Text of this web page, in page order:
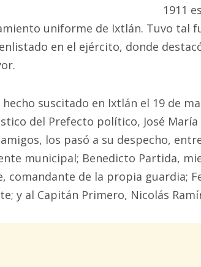
1911
uniforme de Ixtlán. Tuvo tal
en el ejército, donde
hecho suscitado en Ixtlán el 19 de
del Prefecto político, José
los pasó a su despecho,
municipal; Benedicto Partida,
comandante de la propia guardia;
y al Capitán Primero, Nicolás